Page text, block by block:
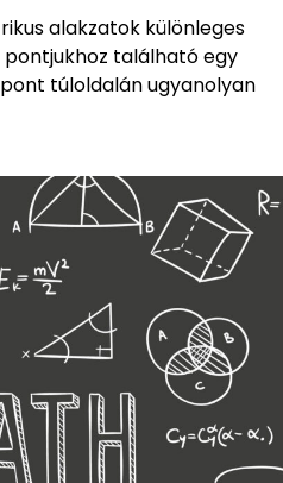
alakzatok különleges
található egy
túloldalán ugyanolyan